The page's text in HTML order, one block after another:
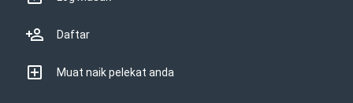
Daftar
Muat naik pelekat anda